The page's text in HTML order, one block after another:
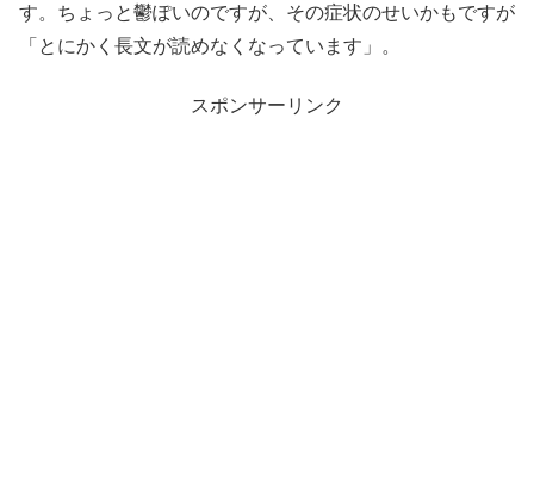
す。ちょっと鬱ぽいのですが、その症状のせいかもですが
「とにかく長文が読めなくなっています」。
スポンサーリンク